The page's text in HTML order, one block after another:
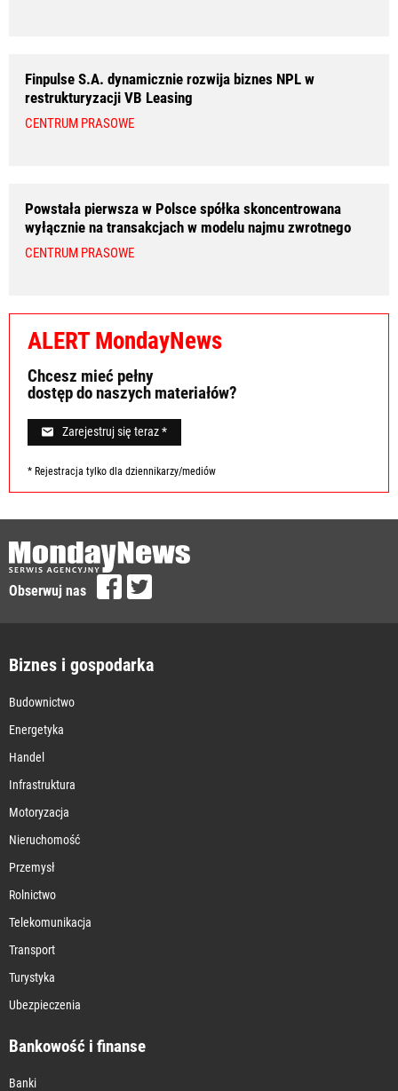
Finpulse S.A. dynamicznie rozwija biznes NPL w
restrukturyzacji VB Leasing
CENTRUM PRASOWE
Powstała pierwsza w Polsce spółka skoncentrowana
wyłącznie na transakcjach w modelu najmu zwrotnego
CENTRUM PRASOWE
ALERT MondayNews
Chcesz mieć pełny
dostęp do naszych materiałów?
Zarejestruj się teraz *
* Rejestracja tylko dla dziennikarzy/mediów
Obserwuj nas
Biznes i gospodarka
Budownictwo
Energetyka
Handel
Infrastruktura
Motoryzacja
Nieruchomość
Przemysł
Rolnictwo
Telekomunikacja
Transport
Turystyka
Ubezpieczenia
Bankowość i finanse
Banki